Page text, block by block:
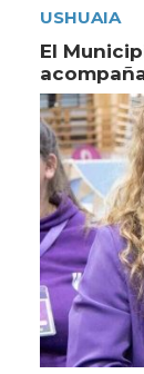
USHUAIA
El